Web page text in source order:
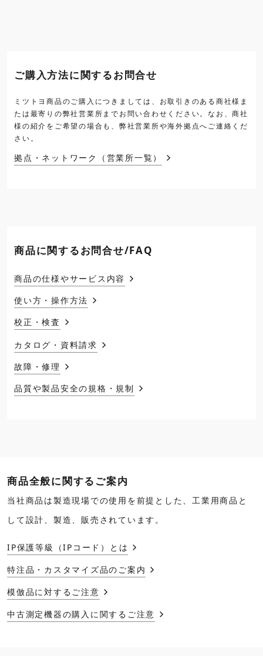
ご購入方法に関するお問合せ
ミツトヨ商品のご購入につきましては、お取引きのある商社様ま
たは最寄りの弊社営業所までお問い合わせください。なお、商社
様の紹介をご希望の場合も、弊社営業所や海外拠点へご連絡くだ
さい。
拠点・ネットワーク（営業所一覧）
商品に関するお問合せ/FAQ
商品の仕様やサービス内容
使い方・操作方法
校正・検査
カタログ・資料請求
故障・修理
品質や製品安全の規格・規制
商品全般に関するご案内
当社商品は製造現場での使用を前提とした、工業用商品と
して設計、製造、販売されています。
IP保護等級（IPコード）とは
特注品・カスタマイズ品のご案内
模倣品に対するご注意
中古測定機器の購入に関するご注意